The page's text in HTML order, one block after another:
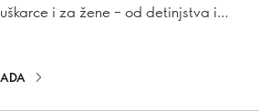
i za žene – od detinjstva i
da ga vi, i oni koje volite, dobijate